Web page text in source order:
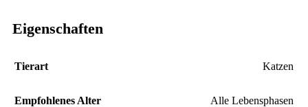
Eigenschaften
Tierart ‎Katzen
Empfohlenes Alter ‎Alle Lebensphasen